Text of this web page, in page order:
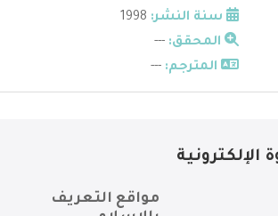
سنة النشر:
المحقق: ---
المترجم: ---
الإلكترونية
مواقع التعريف